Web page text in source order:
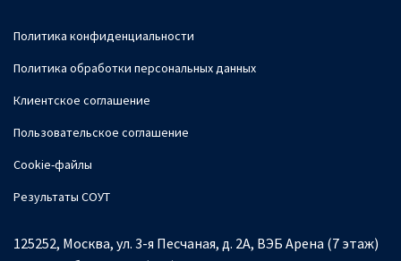
Политика конфиденциальности
Политика обработки персональных данных
Клиентское соглашение
Пользовательское соглашение
Cookie-файлы
Результаты СОУТ
125252, Москва, ул. 3-я Песчаная, д. 2А, ВЭБ Арена (7 этаж)